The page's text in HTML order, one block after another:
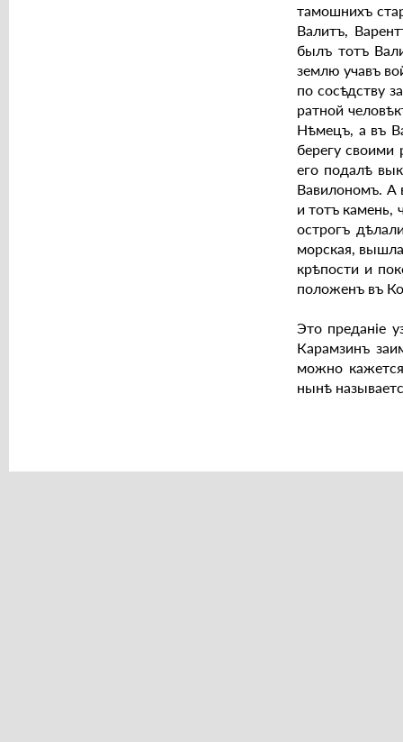
тамошнихъ
Валитъ,
былъ тотъ
землю учавъ
по сосѣдству
ратной
Нѣмецъ, а въ
берегу
его подалѣ
Вавилономъ. А
и тотъ камень,
острогъ
морская, вышла
крѣпости и
положенъ въ
Это преданiе
Карамзинъ
можно
нынѣ